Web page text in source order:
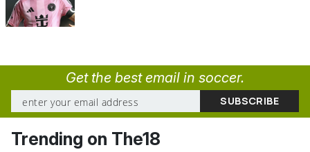
Get the best email in soccer.
Trending on The18